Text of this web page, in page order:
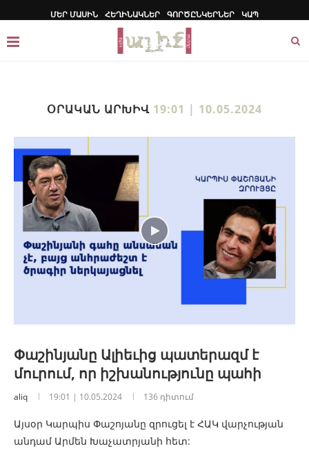
ՄԵՐ ՄԱՍԻՆ ՀԵՂԻՆԱԿՆԵՐ ԳՈՐԾԸՆԿԵՐՆԵՐ ԿԱՊ
ՕՐԱԿԱՆ ԱՐԽԻՎ 19:01 | 10.05.2024
Փաշինյանը Ալիեւից պատերազմ է
մուրում, որ իշխանությունը պահի
aliq 19:01 | 10.05.2024 136 դիտում
Այսօր Կարպիս Փաշոյանը զրուցել է ՀԱԿ վարչության
անդամ Արմեն Խաչատրյանի հետ: